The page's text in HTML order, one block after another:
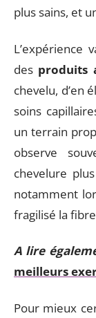
plus sains, et
L’expérience
des produits
chevelu, d’en
soins
un terrain
observe
chevelure
notamment
fragilisé la
A lire
meilleurs
Pour mieux